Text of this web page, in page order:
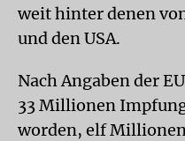
weit hinter denen
und den USA.
Nach Angaben der
33 Millionen
worden, elf